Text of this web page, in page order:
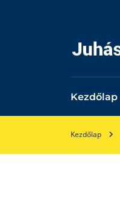
Kezdőlap
Kezdőlap